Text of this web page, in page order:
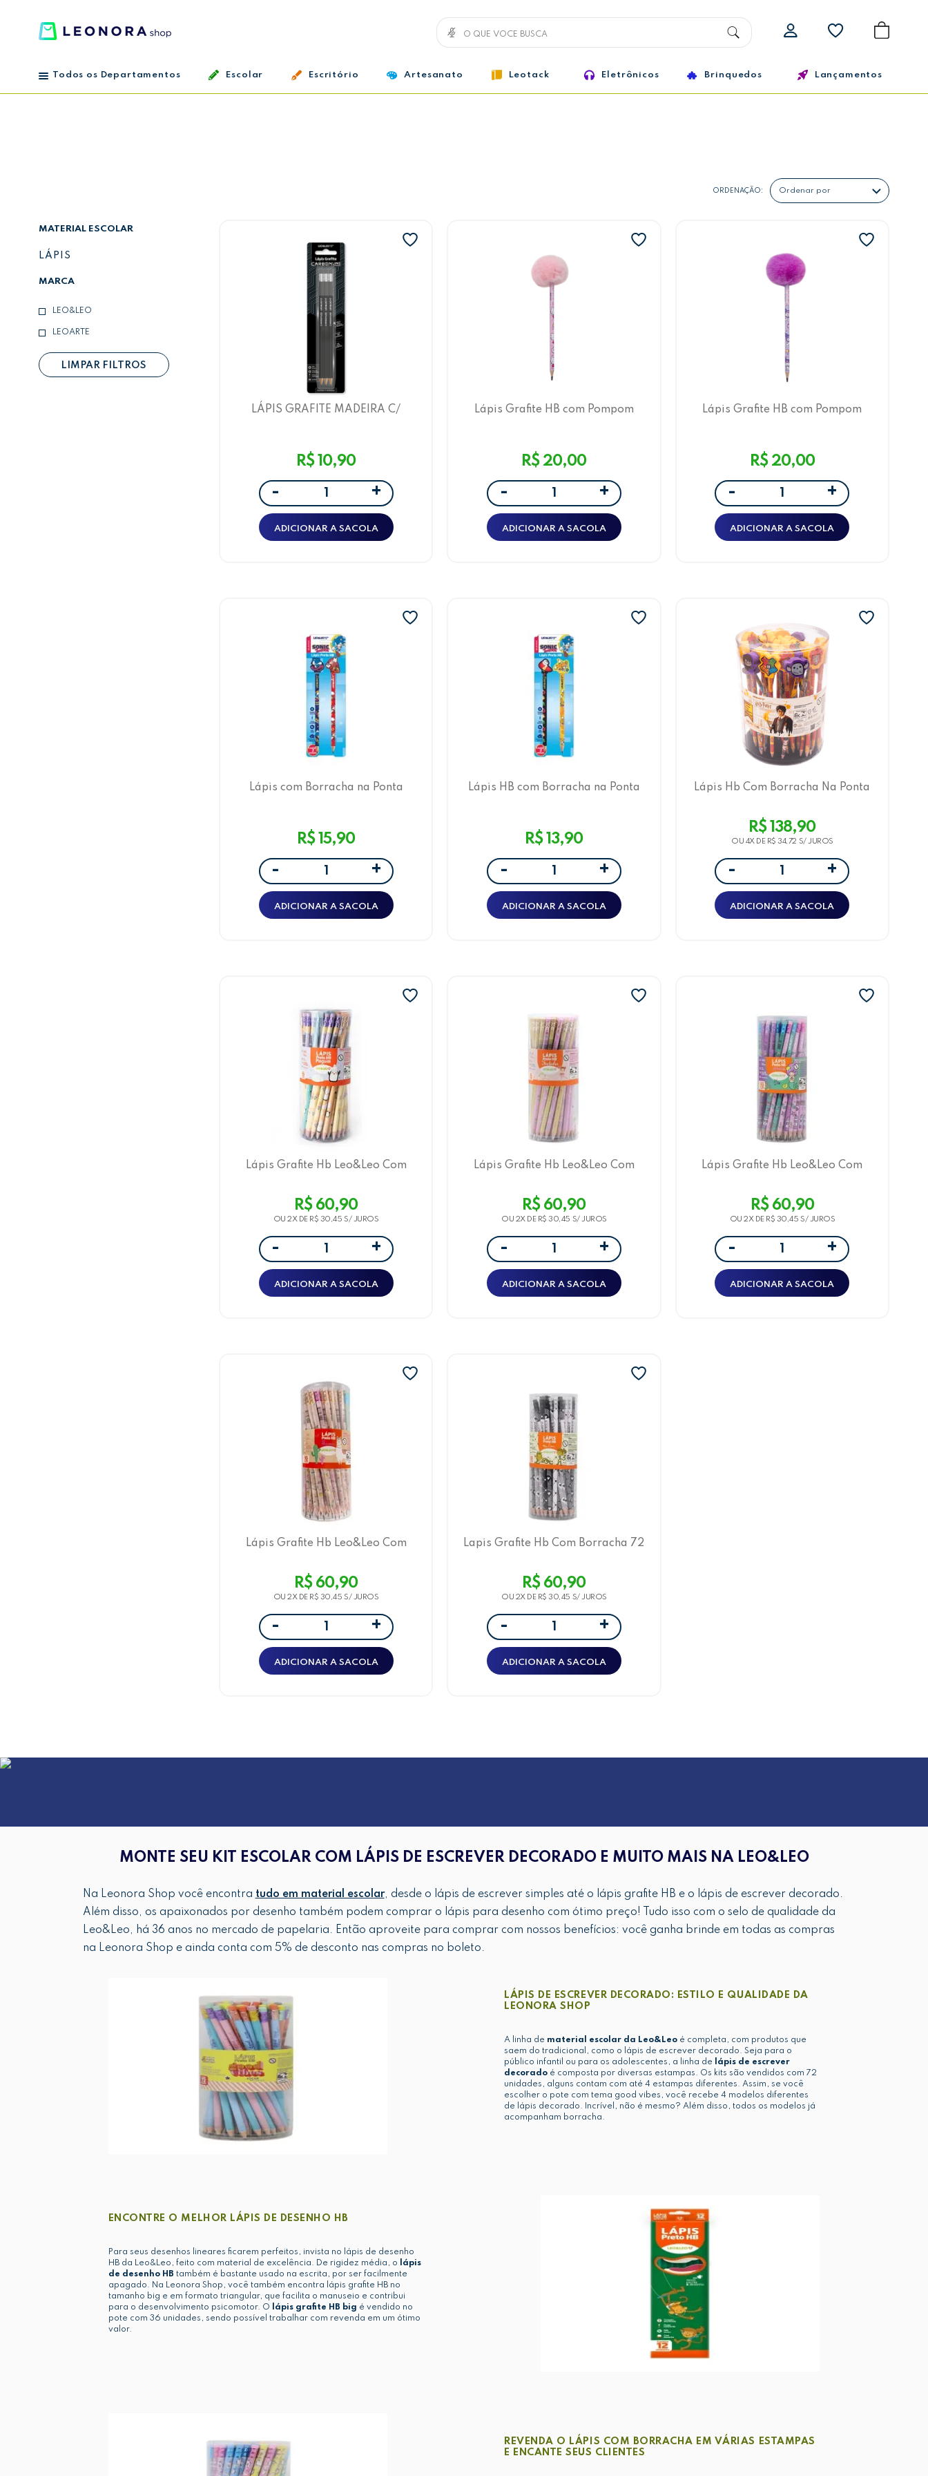
Todos os Departamentos Escolar Escritório Artesanato Leotack Eletrônicos Brinquedos Lançamentos
MATERIAL ESCOLAR
LÁPIS
MARCA
LEO&LEO
LEOARTE
LIMPAR FILTROS
LÁPIS GRAFITE MADEIRA C/
R$ 10,90
- +
ADICIONAR A SACOLA
Lápis Grafite HB com Pompom
R$ 20,00
- +
ADICIONAR A SACOLA
Lápis Grafite HB com Pompom
R$ 20,00
- +
ADICIONAR A SACOLA
Lápis com Borracha na Ponta
R$ 15,90
- +
ADICIONAR A SACOLA
Lápis HB com Borracha na Ponta
R$ 13,90
- +
ADICIONAR A SACOLA
Lápis Hb Com Borracha Na Ponta
R$ 138,90
OU 4X DE R$ 34,72
- +
ADICIONAR A SACOLA
Lápis Grafite Hb Leo&Leo Com
R$ 60,90
OU 2X DE R$ 30,45
- +
ADICIONAR A SACOLA
Lápis Grafite Hb Leo&Leo Com
R$ 60,90
OU 2X DE R$ 30,45
- +
ADICIONAR A SACOLA
Lápis Grafite Hb Leo&Leo Com
R$ 60,90
OU 2X DE R$ 30,45
- +
ADICIONAR A SACOLA
Lápis Grafite Hb Leo&Leo Com
R$ 60,90
OU 2X DE R$ 30,45
- +
ADICIONAR A SACOLA
Lapis Grafite Hb Com Borracha 72
R$ 60,90
OU 2X DE R$ 30,45
- +
ADICIONAR A SACOLA
MONTE SEU KIT ESCOLAR COM LÁPIS DE ESCREVER DECORADO E MUITO MAIS NA LEO&LEO
Na Leonora Shop você encontra tudo em material escolar, desde o lápis de escrever simples até o lápis grafite HB e o lápis de escrever decorado.
Além disso, os apaixonados por desenho também podem comprar o lápis para desenho com ótimo preço! Tudo isso com o selo de qualidade da
Leo&Leo, há 36 anos no mercado de papelaria. Então aproveite para comprar com nossos benefícios: você ganha brinde em todas as compras
na Leonora Shop e ainda conta com 5% de desconto nas compras no boleto.
LÁPIS DE ESCREVER DECORADO: ESTILO E QUALIDADE DA
LEONORA SHOP
A linha de material escolar da Leo&Leo é completa, com produtos que
saem do tradicional, como o lápis de escrever decorado. Seja para o
público infantil ou para os adolescentes, a linha de
lápis de escrever
decorado é composta por diversas estampas. Os kits são vendidos com 72
unidades, alguns contam com até 4 estampas diferentes. Assim, se você
escolher o pote com tema good vibes, você recebe 4 modelos diferentes
de lápis decorado. Incrível, não é mesmo? Além disso, todos os modelos já
acompanham borracha.
ENCONTRE O MELHOR LÁPIS DE DESENHO HB
Para seus desenhos lineares ficarem perfeitos, invista no lápis de desenho
HB da Leo&Leo, feito com material de excelência. De rigidez média, o
lápis
de desenho HB também é bastante usado na escrita, por ser facilmente
apagado. Na Leonora Shop, você também encontra lápis grafite HB no
tamanho big e em formato triangular, que facilita o manuseio e contribui
para o desenvolvimento psicomotor. O
lápis grafite HB big é vendido no
pote com 36 unidades, sendo possível trabalhar com revenda em um ótimo
valor.
REVENDA O LÁPIS COM BORRACHA EM VÁRIAS ESTAMPAS
E ENCANTE SEUS CLIENTES